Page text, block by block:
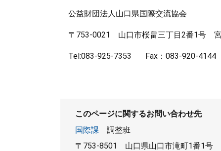
公益財団法人山口県国際交流協会
〒753-0021 山口市桜畠三丁目2番1号
Tel:083-925-7353 Fax：083-920-4144
このページに関するお問い合わせ先
国際課
調整班
〒753-8501
山口県山口市滝町1番1号